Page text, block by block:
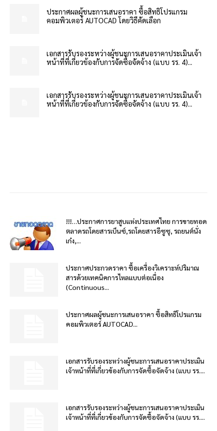
ประกาศผลผู้ชนะการเสนอราคา ซื้อสิทธิโปรแกรม
คอมพิวเตอร์ AUTOCAD โดยวิธีคัดเลือก
เอกสารรับรองระหว่างผู้ชนะการเสนอราคาประเมินเจ้า
หน้าที่ที่เกี่ยวข้องกับการจัดซื้อจัดจ้าง (แบบ รร. 4)...
เอกสารรับรองระหว่างผู้ชนะการเสนอราคาประเมินเจ้า
หน้าที่ที่เกี่ยวข้องกับการจัดซื้อจัดจ้าง (แบบ รร. 4)...
!!!…ประกาศการยาสูบแห่งประเทศไทย การขายทอด
ตลาดรถโดยสารเบ็นซ์,รถโดยสารอีซูซุ, รถยนต์นั่ง
เก๋ง,...
ประกาศประกวดราคา ซื้อเครื่องวิเคราะห์ปริมาณ
สารด้วยเทคนิคการไหลแบบต่อเนื่อง
(Continuous...
ประกาศผลผู้ชนะการเสนอราคา ซื้อสิทธิโปรแกรม
คอมพิวเตอร์ AUTOCAD...
เอกสารรับรองระหว่างผู้ชนะการเสนอราคาประเมิน
เจ้าหน้าที่ที่เกี่ยวข้องกับการจัดซื้อจัดจ้าง (แบบ รร....
เอกสารรับรองระหว่างผู้ชนะการเสนอราคาประเมิน
เจ้าหน้าที่ที่เกี่ยวข้องกับการจัดซื้อจัดจ้าง (แบบ รร....